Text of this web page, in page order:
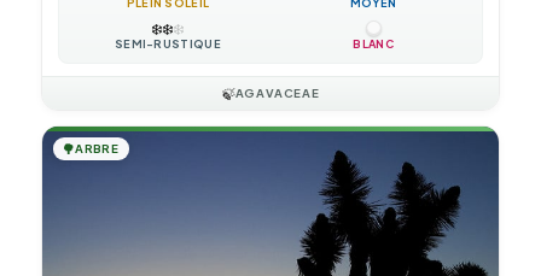
PLEIN SOLEIL MOYEN
❄️❄️❄️
SEMI-RUSTIQUE BLANC
🍃AGAVACEAE
🌳ARBRE